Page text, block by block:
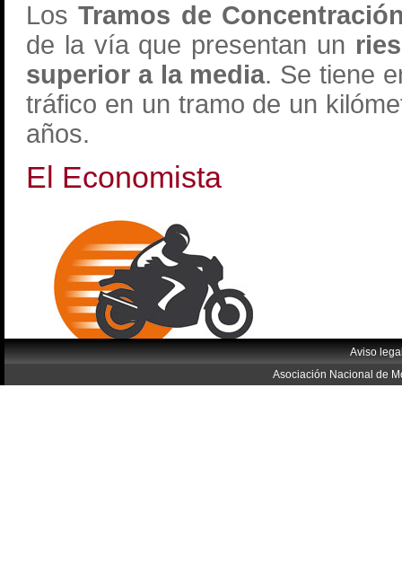
LosTramos de
de la vía que presentan un
superior a la media. Se tiene
tráfico en un tramo de un
años.
El Economista
Aviso
Asociación Nacional de